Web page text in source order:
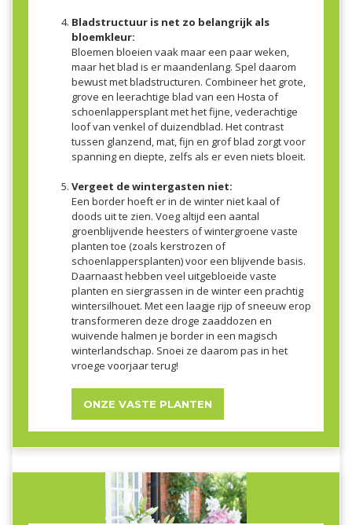
Bladstructuur is net zo belangrijk als
bloemkleur:
Bloemen bloeien vaak maar een paar weken,
maar het blad is er maandenlang. Spel daarom
bewust met bladstructuren. Combineer het grote,
grove en leerachtige blad van een Hosta of
schoenlappersplant met het fijne, vederachtige
loof van venkel of duizendblad. Het contrast
tussen glanzend, mat, fijn en grof blad zorgt voor
spanning en diepte, zelfs als er even niets bloeit.
Vergeet de wintergasten niet:
Een border hoeft er in de winter niet kaal of
doods uit te zien. Voeg altijd een aantal
groenblijvende heesters of wintergroene vaste
planten toe (zoals kerstrozen of
schoenlappersplanten) voor een blijvende basis.
Daarnaast hebben veel uitgebloeide vaste
planten en siergrassen in de winter een prachtig
wintersilhouet. Met een laagje rijp of sneeuw erop
transformeren deze droge zaaddozen en
wuivende halmen je border in een magisch
winterlandschap. Snoei ze daarom pas in het
vroege voorjaar terug!
ONZE VASTE PLANTEN